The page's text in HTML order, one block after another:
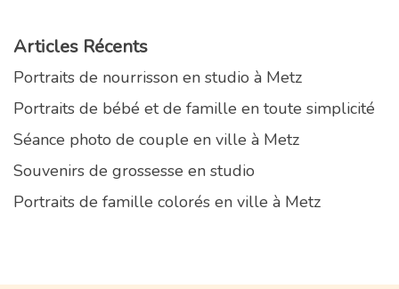
Articles Récents
Portraits de nourrisson en studio à Metz
Portraits de bébé et de famille en toute simplicité
Séance photo de couple en ville à Metz
Souvenirs de grossesse en studio
Portraits de famille colorés en ville à Metz